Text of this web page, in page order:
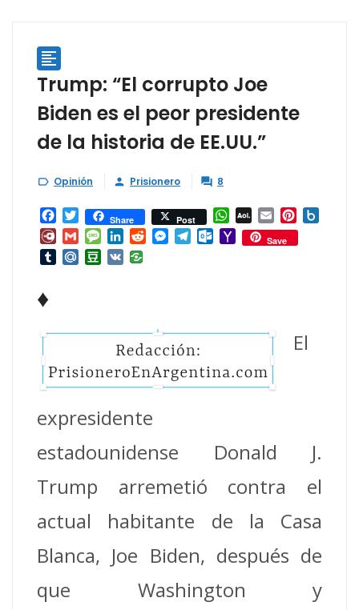

Trump: “El corrupto Joe
Biden es el peor presidente
de la historia de EE.UU.”
 Opinión  Prisionero  8
Facebook
TwitterShare Post WhatsApp
AOL
Mail
Email Pinterest
Diary.RuGmailMessage
LinkedInRedditMessenger
TelegramOutlook.com
YahooSave
TumblrMail.RuDouban
VK
♦
El
expresidente
estadounidense Donald J.
Trump arremetió contra el
actual habitante de la Casa
Blanca, Joe Biden, después de
que Washington y